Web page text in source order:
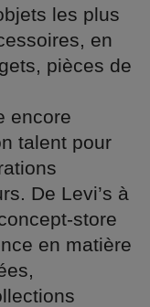
les plus
en
pièces de
encore
talent pour
De Levi’s à
store
en matière